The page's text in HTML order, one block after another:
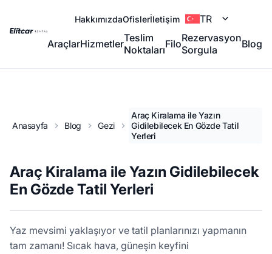
HakkımızdaOfislerİletişim TR
AraçlarHizmetlerTeslim
NoktalarıFiloRezervasyon
Sorgula
Blog
Anasayfa Blog Gezi
Araç Kiralama ile Yazın
Gidilebilecek En Gözde Tatil
Yerleri
Araç Kiralama ile Yazın Gidilebilecek
En Gözde Tatil Yerleri
Yaz mevsimi yaklaşıyor ve tatil planlarınızı yapmanın
tam zamanı! Sıcak hava, güneşin keyfini